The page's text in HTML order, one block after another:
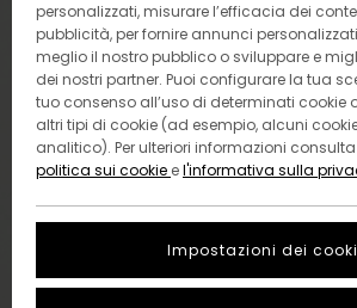
personalizzati, misurare l’efficacia dei
pubblicità, per fornire annunci
meglio il nostro pubblico o sviluppare e
dei nostri partner. Puoi configurare la tua
tuo consenso all’uso di determinati cookie
altri tipi di cookie (ad esempio, alcuni
analitico). Per ulteriori informazioni
politica sui cookie el'informativa sulla
Impostazioni dei